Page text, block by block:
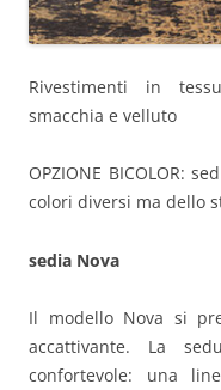
Rivestimenti in
smacchia e velluto
OPZIONE BICOLOR:
colori diversi ma dello
sedia Nova
Il modello Nova si
accattivante. La
confortevole: una